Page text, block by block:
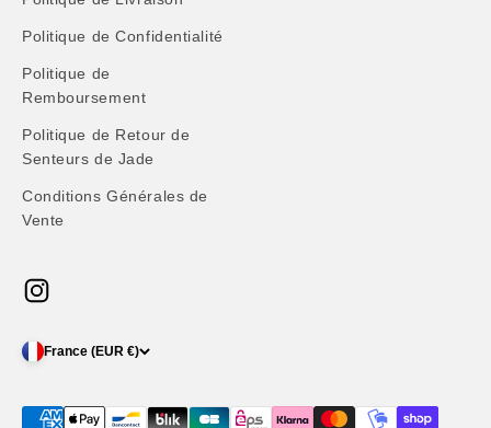
Politique de Confidentialité
Politique de
Remboursement
Politique de Retour de
Senteurs de Jade
Conditions Générales de
Vente
France (EUR €)